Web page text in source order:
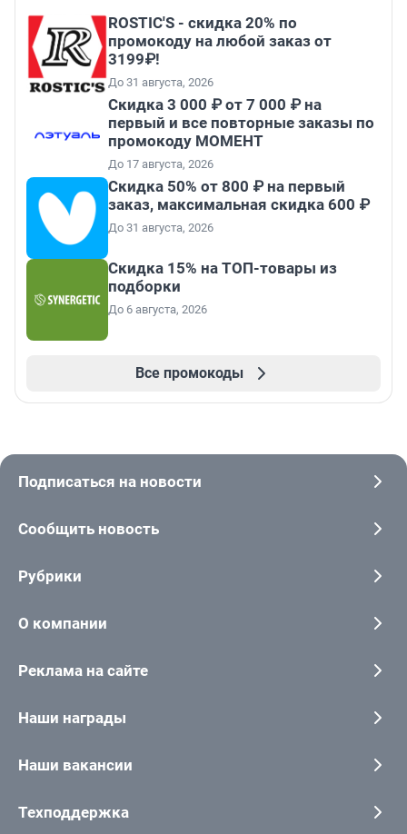
ROSTIC'S - скидка 20% по
промокоду на любой заказ от
3199₽!
До 31 августа, 2026
Скидка 3 000 ₽ от 7 000 ₽ на
первый и все повторные заказы по
промокоду МОМЕНТ
До 17 августа, 2026
Скидка 50% от 800 ₽ на первый
заказ, максимальная скидка 600 ₽
До 31 августа, 2026
Скидка 15% на ТОП-товары из
подборки
До 6 августа, 2026
Все промокоды
Подписаться на новости
Сообщить новость
Рубрики
О компании
Реклама на сайте
Наши награды
Наши вакансии
Техподдержка